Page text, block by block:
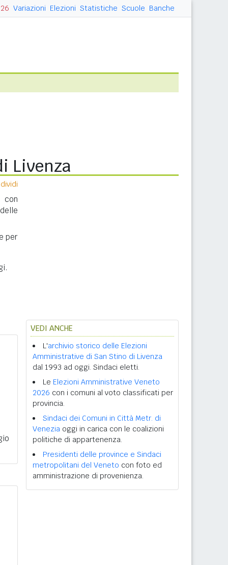
Variazioni Elezioni Statistiche Scuole Banche
Livenza
con
per
VEDI ANCHE
L'archivio storico delle Elezioni
Amministrative di San Stino di Livenza
dal 1993 ad oggi. Sindaci eletti.
Le Elezioni Amministrative Veneto
2026 con i comuni al voto classificati per
provincia.
Sindaci dei Comuni in Città Metr. di
Venezia oggi in carica con le coalizioni
politiche di appartenenza.
Presidenti delle province e Sindaci
metropolitani del Veneto con foto ed
amministrazione di provenienza.